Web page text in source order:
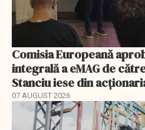
Comisia Europeană
integrală a eMAG de
Stanciu iese din
07 AUGUST 2026